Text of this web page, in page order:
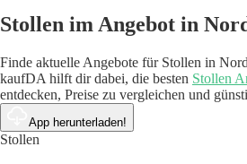
Stollen im Angebot in
Finde aktuelle Angebote für Stollen in
kaufDA hilft dir dabei, die besten Stollen
entdecken, Preise zu vergleichen und
App herunterladen!
Stollen